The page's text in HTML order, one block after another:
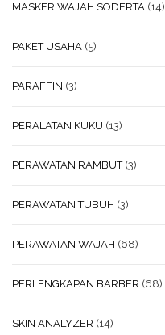
MASKER WAJAH SODERTA (14)
PAKET USAHA (5)
PARAFFIN (3)
PERALATAN KUKU (13)
PERAWATAN RAMBUT (3)
PERAWATAN TUBUH (3)
PERAWATAN WAJAH (68)
PERLENGKAPAN BARBER (68)
SKIN ANALYZER (14)